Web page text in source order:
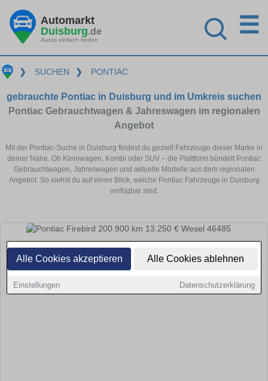
Alle Cookies akzeptieren Alle Cookies ablehnen
Einstellungen Datenschutzerklärung
Automarkt
Duisburg.de
Autos einfach finden
☰
❯ SUCHEN ❯ PONTIAC
gebrauchte Pontiac in Duisburg und im Umkreis suchen
Pontiac Gebrauchtwagen & Jahreswagen im regionalen
Angebot
Mit der Pontiac-Suche in Duisburg findest du gezielt Fahrzeuge dieser Marke in
deiner Nähe. Ob Kleinwagen, Kombi oder SUV – die Plattform bündelt Pontiac
Gebrauchtwagen, Jahreswagen und aktuelle Modelle aus dem regionalen
Angebot. So siehst du auf einen Blick, welche Pontiac Fahrzeuge in Duisburg
verfügbar sind.